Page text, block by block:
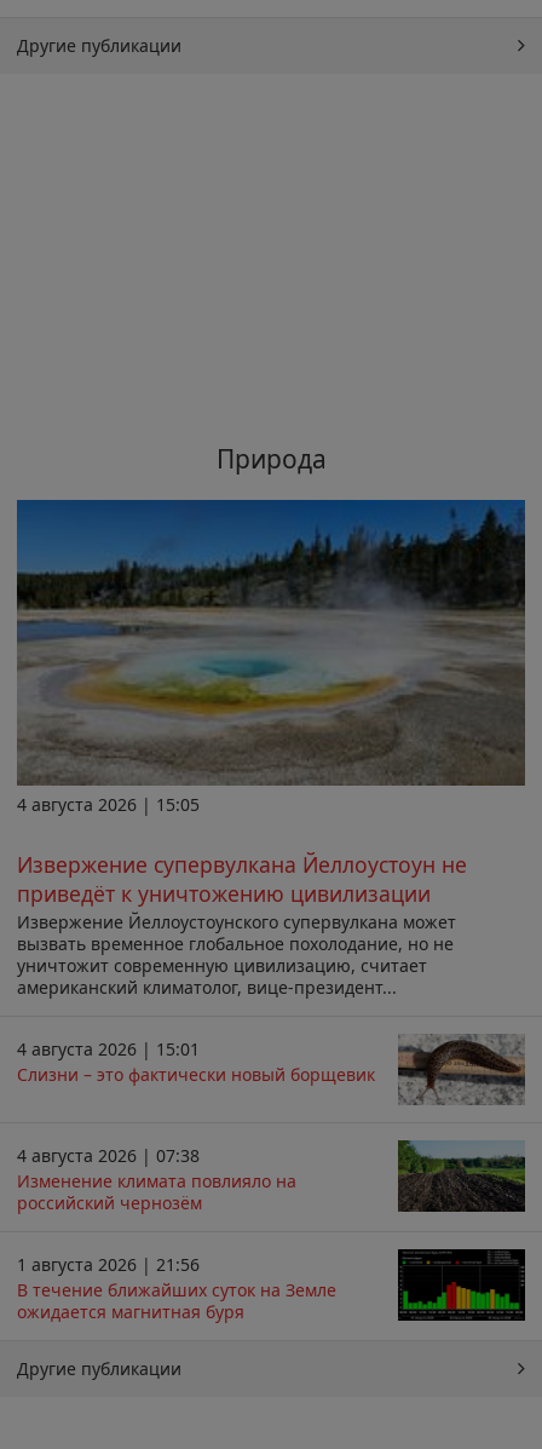
Другие публикации
Природа
4 августа 2026 | 15:05
Извержение супервулкана Йеллоустоун не
приведёт к уничтожению цивилизации
Извержение Йеллоустоунского супервулкана может
вызвать временное глобальное похолодание, но не
уничтожит современную цивилизацию, считает
американский климатолог, вице-президент...
4 августа 2026 | 15:01
Слизни – это фактически новый борщевик
4 августа 2026 | 07:38
Изменение климата повлияло на
российский чернозём
1 августа 2026 | 21:56
В течение ближайших суток на Земле
ожидается магнитная буря
Другие публикации